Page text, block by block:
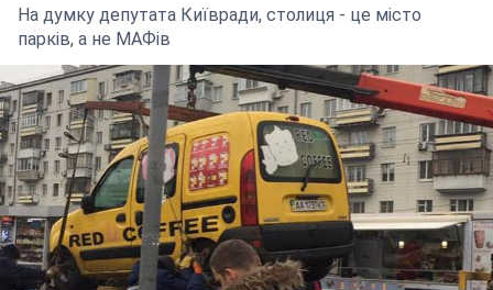
На думку депутата Київради, столиця - це місто
парків, а не МАФів